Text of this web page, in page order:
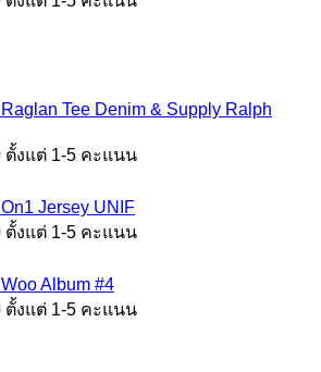
Raglan Tee Denim & Supply Ralph
ตั้งแต่ 1-5 คะแนน
29.00.
On1 Jersey UNIF
ตั้งแต่ 1-5 คะแนน
Woo Album #4
ตั้งแต่ 1-5 คะแนน